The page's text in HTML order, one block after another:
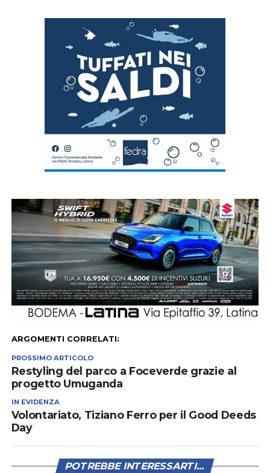
ARGOMENTI CORRELATI:
PROSSIMO ARTICOLO
Restyling del parco a Foceverde grazie al
progetto Umuganda
IN EVIDENZA
Volontariato, Tiziano Ferro per il Good Deeds
Day
POTREBBE INTERESSARTI...